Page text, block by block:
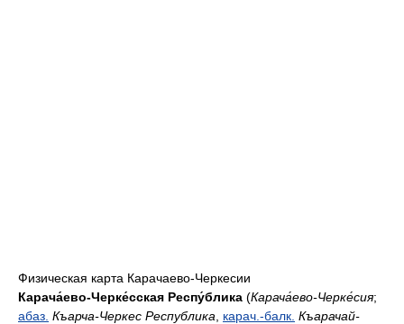
Физическая карта Карачаево-Черкесии
Карача́ево-Черке́сская Респу́блика (Карача́ево-Черке́сия;
абаз. Къарча-Черкес Республика карач.-балк. Къарачай-